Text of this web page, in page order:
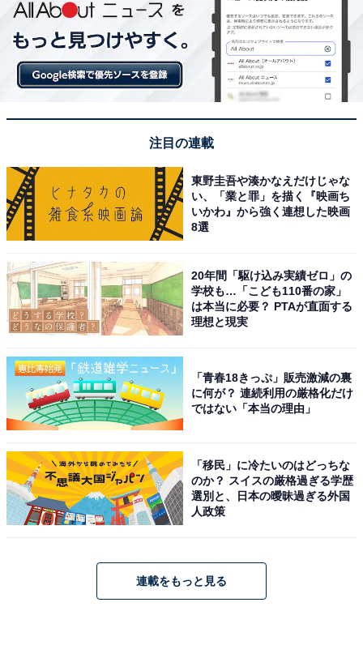
注目の連載
東野圭吾や湊かなえだけじゃな
い、「業と罪」を描く『映画ち
いかわ』から強く連想した映画
8選
20年間「駆け込み実績ゼロ」の
学校も…「こども110番の家」
は本当に必要？ PTAが直面する
理想と現実
「青春18きっぷ」販売激減の裏
に何が？ 連続利用の厳格化だけ
ではない「本当の理由」
「移民」に冷たいのはどっちな
のか？ スイスの厳格過ぎる学歴
選別と、日本の曖昧過ぎる外国
人政策
連載をもっと見る